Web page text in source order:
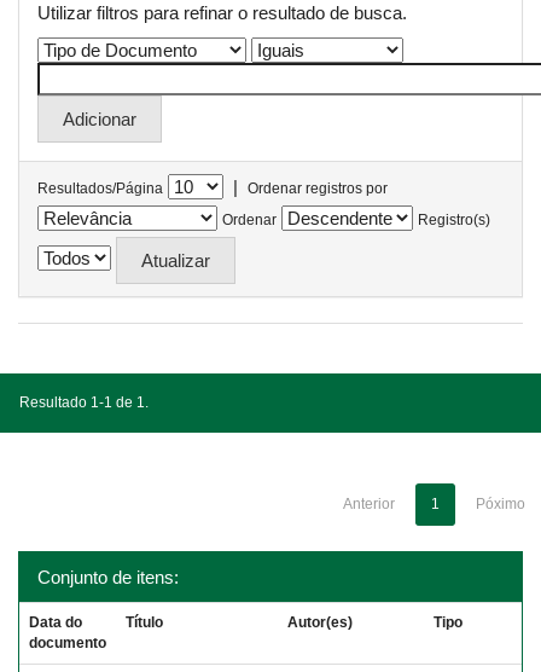
Utilizar filtros para refinar o resultado de busca.
Resultados/Página |
Ordenar registros por
Ordenar
Registro(s)
Resultado 1-1 de 1.
Anterior 1 Póximo
Conjunto de itens:
Data do
documento
Título Autor(es) Tipo